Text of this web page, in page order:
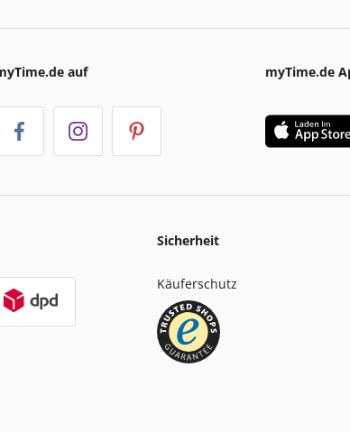
auf myTime.de
Sicherheit
Käuferschutz